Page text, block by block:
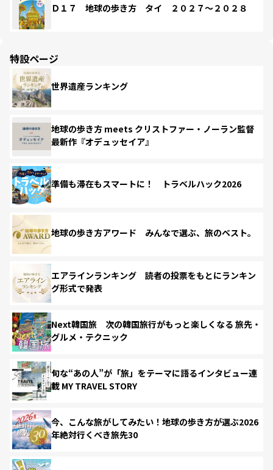
Ｄ１７ 地球の歩き方 タイ ２０２７～２０２８
特設ページ
世界遺産ランキング
地球の歩き方 meets クリストファー・ノーラン監督
最新作『オデュッセイア』
準備も滞在もスマートに！ トラベルハック2026
地球の歩き方アワード みんなで選ぶ、旅のベスト。
エアラインランキング 読者の投票をもとにランキン
グ形式で発表
Next韓国旅 次の韓国旅行がもっと楽しくなる 旅先・
グルメ・テクニック
旬な“あの人”が「旅」をテーマに語るインタビュー連
載 MY TRAVEL STORY
今、こんな旅がしてみたい！地球の歩き方が選ぶ2026
年絶対行くべき旅先30